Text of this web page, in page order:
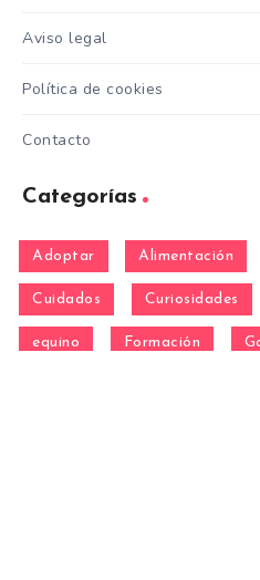
Aviso legal
Política de cookies
Contacto
Categorías
Adoptar Alimentación
Cuidados Curiosidades
equino Formación